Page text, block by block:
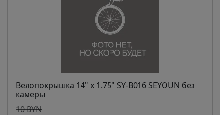
Велопокрышка 14" x 1.75" SY-B016 SEYOUN без
камеры
10 BYN